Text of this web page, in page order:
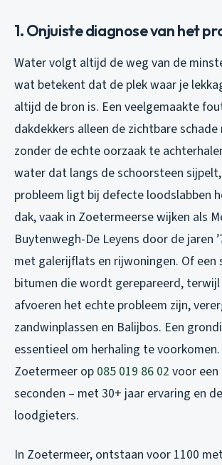
1. Onjuiste diagnose van het
Water volgt altijd de weg van de
wat betekent dat de plek waar je
altijd de bron is. Een veelgemaakte
dakdekkers alleen de zichtbare schade
zonder de echte oorzaak te
water dat langs de schoorsteen
probleem ligt bij defecte loodslabben
dak, vaak in Zoetermeerse wijken als
Buytenwegh-De Leyens door de jaren
met galerijflats en rijwoningen. Of een
bitumen die wordt gerepareerd,
afvoeren het echte probleem zijn,
zandwinplassen en Balijbos. Een
essentieel om herhaling te
Zoetermeer op 085 019 86 02 voor
seconden – met 30+ jaar ervaring en
loodgieters.
In Zoetermeer, ontstaan voor 1100